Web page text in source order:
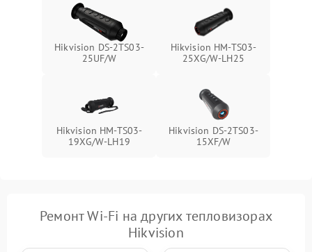
Hikvision DS-2TS03-
25UF/W
Hikvision HM-TS03-
25XG/W-LH25
Hikvision HM-TS03-
19XG/W-LH19
Hikvision DS-2TS03-
15XF/W
Ремонт Wi-Fi на других тепловизорах
Hikvision